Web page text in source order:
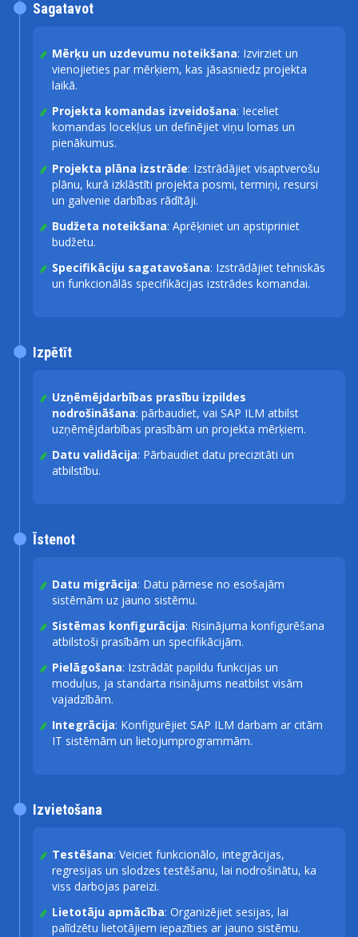
Mērķu un uzdevumu noteikšana: Izvirziet un
vienojieties par mērķiem, kas jāsasniedz projekta
laikā.
Projekta komandas izveidošana: Ieceliet
komandas locekļus un definējiet viņu lomas un
pienākumus.
Projekta plāna izstrāde: Izstrādājiet visaptverošu
plānu, kurā izklāstīti projekta posmi, termiņi, resursi
un galvenie darbības rādītāji.
Budžeta noteikšana: Aprēķiniet un apstipriniet
budžetu.
Specifikāciju sagatavošana: Izstrādājiet tehniskās
un funkcionālās specifikācijas izstrādes komandai.
Sagatavot
Uzņēmējdarbības prasību izpildes
nodrošināšana: pārbaudiet, vai SAP ILM atbilst
uzņēmējdarbības prasībām un projekta mērķiem.
Datu validācija: Pārbaudiet datu precizitāti un
atbilstību.
Izpētīt
Datu migrācija: Datu pārnese no esošajām
sistēmām uz jauno sistēmu.
Sistēmas konfigurācija: Risinājuma konfigurēšana
atbilstoši prasībām un specifikācijām.
Pielāgošana: Izstrādāt papildu funkcijas un
moduļus, ja standarta risinājums neatbilst visām
vajadzībām.
Integrācija: Konfigurējiet SAP ILM darbam ar citām
IT sistēmām un lietojumprogrammām.
Īstenot
Testēšana: Veiciet funkcionālo, integrācijas,
regresijas un slodzes testēšanu, lai nodrošinātu, ka
viss darbojas pareizi.
Lietotāju apmācība: Organizējiet sesijas, lai
palīdzētu lietotājiem iepazīties ar jauno sistēmu.
Izvietošana